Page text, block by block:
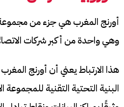
وهي واحدة من أكبر شركات
هذا الارتباط يعني أن أورنج
البنية التحتية التقنية للمجموعة